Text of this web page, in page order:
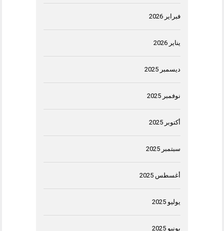
فبراير 2026
يناير 2026
ديسمبر 2025
نوفمبر 2025
أكتوبر 2025
سبتمبر 2025
أغسطس 2025
يوليو 2025
يونيو 2025